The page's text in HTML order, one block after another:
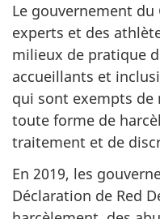
Le gouvernement du
experts et des
milieux de pratique
accueillants et
qui sont exempts
toute forme de
traitement et de
En 2019, les
Déclaration de Red